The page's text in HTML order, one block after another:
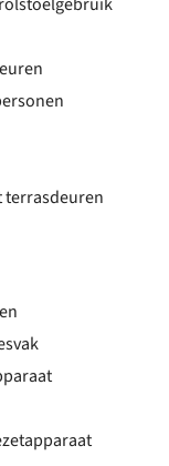
terrasdeuren